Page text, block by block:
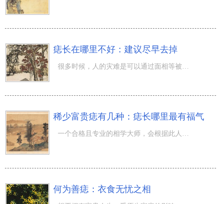
痣长在哪里不好：建议尽早去掉
很多时候，人的灾难是可以通过面相等被感知，能预测的。那么，快跟着小编一起来看看本期的 痣相图解 吧！带
稀少富贵痣有几种：痣长哪里最有福气
何为善痣：衣食无忧之相